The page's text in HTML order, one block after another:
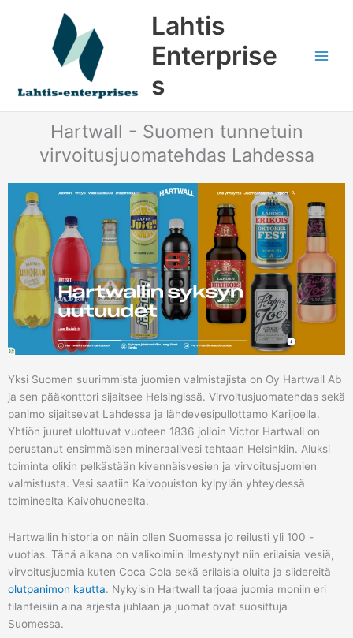
Lahtis
Enterprise
s
Hartwall - Suomen tunnetuin
virvoitusjuomatehdas Lahdessa
Yksi Suomen suurimmista juomien valmistajista on Oy Hartwall Ab
ja sen pääkonttori sijaitsee Helsingissä. Virvoitusjuomatehdas sekä
panimo sijaitsevat Lahdessa ja lähdevesipullottamo Karijoella.
Yhtiön juuret ulottuvat vuoteen 1836 jolloin Victor Hartwall on
perustanut ensimmäisen mineraalivesi tehtaan Helsinkiin. Aluksi
toiminta olikin pelkästään kivennäisvesien ja virvoitusjuomien
valmistusta. Vesi saatiin Kaivopuiston kylpylän yhteydessä
toimineelta Kaivohuoneelta.
Hartwallin historia on näin ollen Suomessa jo reilusti yli 100 -
vuotias. Tänä aikana on valikoimiin ilmestynyt niin erilaisia vesiä,
virvoitusjuomia kuten Coca Cola sekä erilaisia oluita ja siidereitä
olutpanimon kautta. Nykyisin Hartwall tarjoaa juomia moniin eri
tilanteisiin aina arjesta juhlaan ja juomat ovat suosittuja
Suomessa.